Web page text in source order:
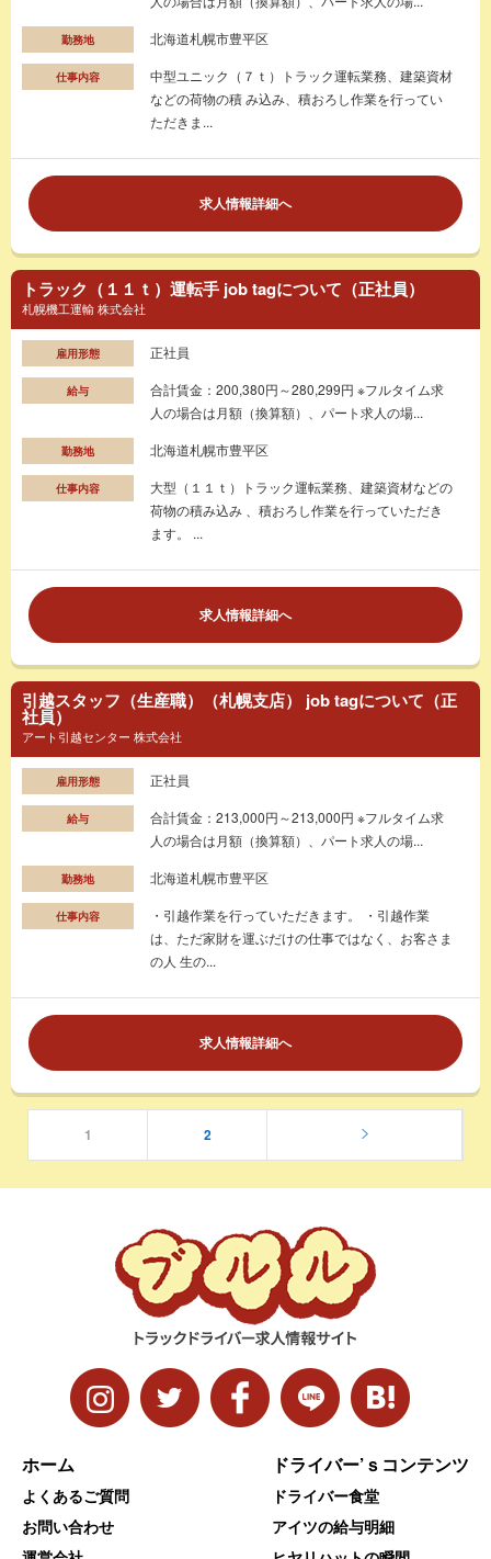
勤務地 北海道札幌市豊平区
仕事内容
中型ユニック（７ｔ）トラック運転業務、建築資材
などの荷物の積 み込み、積おろし作業を行ってい
ただきま...
求人情報詳細へ
トラック（１１ｔ）運転手 job tagについて（正社員）
札幌機工運輸 株式会社
雇用形態 正社員
給与
合計賃金：200,380円～280,299円 ※フルタイム求
人の場合は月額（換算額）、パート求人の場...
勤務地 北海道札幌市豊平区
仕事内容
大型（１１ｔ）トラック運転業務、建築資材などの
荷物の積み込み 、積おろし作業を行っていただき
ます。 ...
求人情報詳細へ
引越スタッフ（生産職）（札幌支店） job tagについて（正
社員）
アート引越センター 株式会社
雇用形態 正社員
給与
合計賃金：213,000円～213,000円 ※フルタイム求
人の場合は月額（換算額）、パート求人の場...
勤務地 北海道札幌市豊平区
仕事内容
・引越作業を行っていただきます。 ・引越作業
は、ただ家財を運ぶだけの仕事ではなく、お客さま
の人 生の...
求人情報詳細へ
1 2
ホーム
よくあるご質問
お問い合わせ
ドライバー’ｓコンテンツ
ドライバー食堂
アイツの給与明細